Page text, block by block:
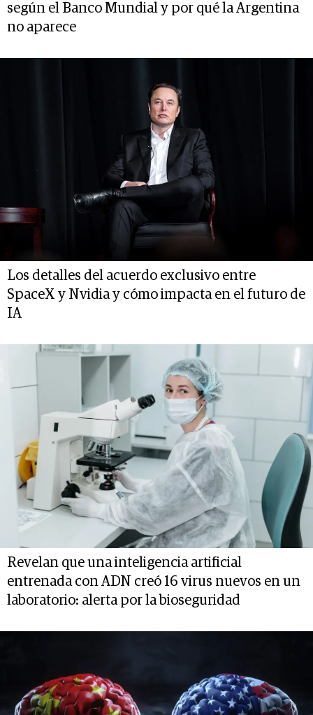
según el Banco Mundial y por qué la Argentina
no aparece
Los detalles del acuerdo exclusivo entre
SpaceX y Nvidia y cómo impacta en el futuro de
IA
Revelan que una inteligencia artificial
entrenada con ADN creó 16 virus nuevos en un
laboratorio: alerta por la bioseguridad